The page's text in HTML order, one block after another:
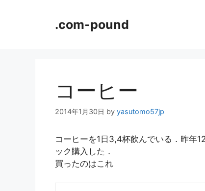
.com-pound
コーヒー
2014年1月30日 by yasutomo57jp
コーヒーを1日3,4杯飲んでいる．昨年
ック購入した．
買ったのはこれ